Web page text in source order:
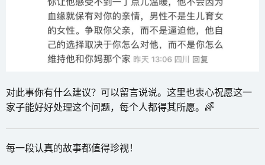
对此事你有什么建议？可以留言说说。这里也衷心祝愿这一
家子能好好处理这个问题，每个人都得其所愿。🌈
每一段认真的故事都值得珍视！